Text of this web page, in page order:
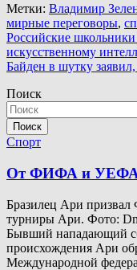
Метки: Владимир
мирные переговоры,
Навигация
по
записям
Российские
искусственному
Байден в шутку
Поиск
Поиск
Спорт
От ФИФА и УЕФА
Бразилец Ари
турниры Ари. Фото:
Бывший нападающий
происхождения Ари
Международной